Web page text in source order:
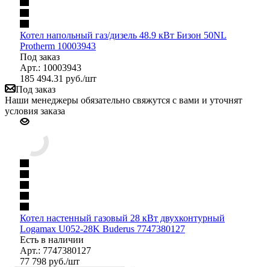
Котел напольный газ/дизель 48.9 кВт Бизон 50NL
Protherm 10003943
Под заказ
Арт.: 10003943
185 494.31 руб./шт
Под заказ
Наши менеджеры обязательно свяжутся с вами и уточнят
условия заказа
Котел настенный газовый 28 кВт двухконтурный
Logamax U052-28K Buderus 7747380127
Есть в наличии
Арт.: 7747380127
77 798 руб./шт